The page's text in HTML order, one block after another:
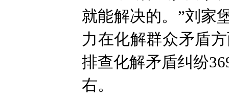
就能解决的。”刘家
力在化解群众矛盾
排查化解矛盾纠纷
右。